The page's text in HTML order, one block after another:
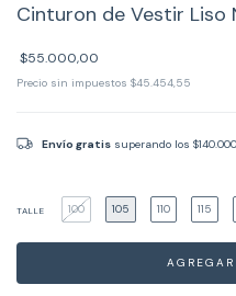
Cinturon de Vestir Liso
$55.000,00
Precio sin impuestos $45.454,55
Envío gratis superando los
TALLE 100 105 110 115